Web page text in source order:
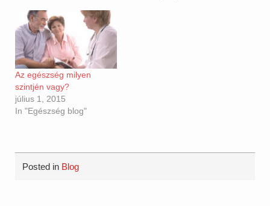
Az egészség milyen
szintjén vagy?
július 1, 2015
In "Egészség blog"
Posted in Blog